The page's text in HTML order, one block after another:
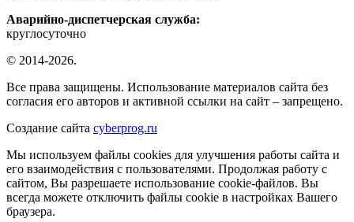
Аварийно-диспетчерская служба:
круглосуточно
© 2014-2026.
Все права защищены. Использование материалов сайта без
согласия его авторов и активной ссылки на сайт – запрещено.
Создание сайта cyberprog.ru
Мы используем файлы cookies для улучшения работы сайта и
его взаимодействия с пользователями. Продолжая работу с
сайтом, Вы разрешаете использование cookie-файлов. Вы
всегда можете отключить файлы cookie в настройках Вашего
браузера.